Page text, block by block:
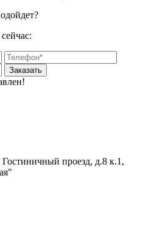
Заказать
проезд, д.8 к.1,